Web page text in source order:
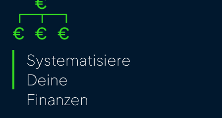
Systematisiere
Deine
Finanzen